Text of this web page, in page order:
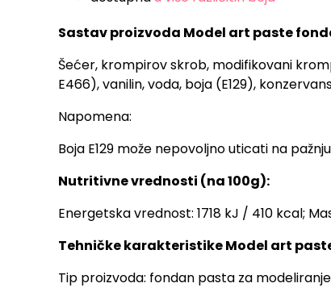
Sastav proizvoda Model art paste
Šećer, krompirov skrob, modifikovani
E466), vanilin, voda, boja (E129),
Napomena:
Boja E129 može nepovoljno uticati na
Nutritivne vrednosti (na 100g):
Energetska vrednost: 1718 kJ / 410 kcal;
Tehničke karakteristike Model art
Tip proizvoda: fondan pasta za